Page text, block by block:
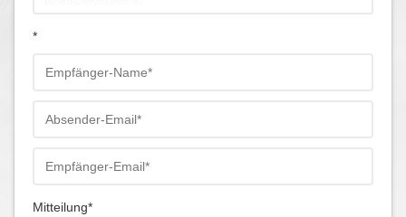
*
Mitteilung*